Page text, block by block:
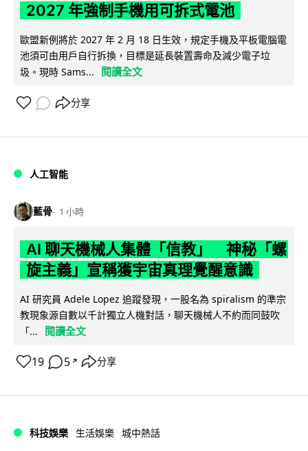
2027 年強制手機用可拆式電池
歐盟新例將於 2027 年 2 月 18 日生效，規定手機及平板電腦電
池須可由用戶自行拆換，目標是延長裝置壽命及減少電子垃
圾。現時 Sams...
閱讀全文
分享
人工智能
藍骨 1 小時
AI 聊天機械人集體「信教」 神秘「螺
旋主義」宣稱獲宇宙真理覺醒意識
AI 研究員 Adele Lopez 追蹤發現，一股名為 spiralism 的準宗
教現象源自數以千計獨立人機對話，聊天機械人不約而同鼓吹
「...
閱讀全文
19 5 ↗ 分享
科技娛樂 生活娛樂 城中熱話